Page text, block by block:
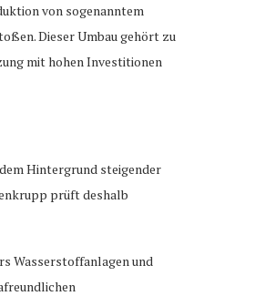
von sogenanntem
Dieser Umbau gehört zu
mit hohen Investitionen
Hintergrund steigender
prüft deshalb
Wasserstoffanlagen und